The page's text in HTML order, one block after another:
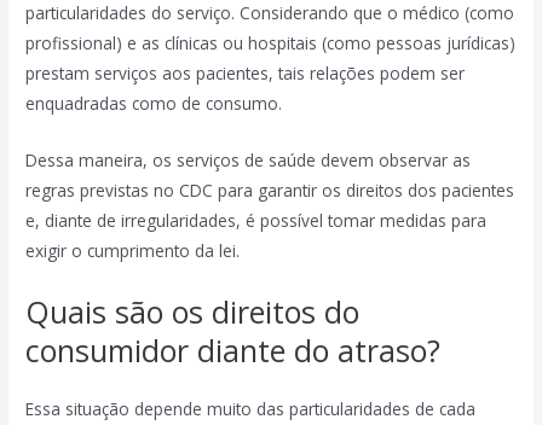
particularidades do serviço. Considerando que o médico (como
profissional) e as clínicas ou hospitais (como pessoas jurídicas)
prestam serviços aos pacientes, tais relações podem ser
enquadradas como de consumo.
Dessa maneira, os serviços de saúde devem observar as
regras previstas no CDC para garantir os direitos dos pacientes
e, diante de irregularidades, é possível tomar medidas para
exigir o cumprimento da lei.
Quais são os direitos do
consumidor diante do atraso?
Essa situação depende muito das particularidades de cada